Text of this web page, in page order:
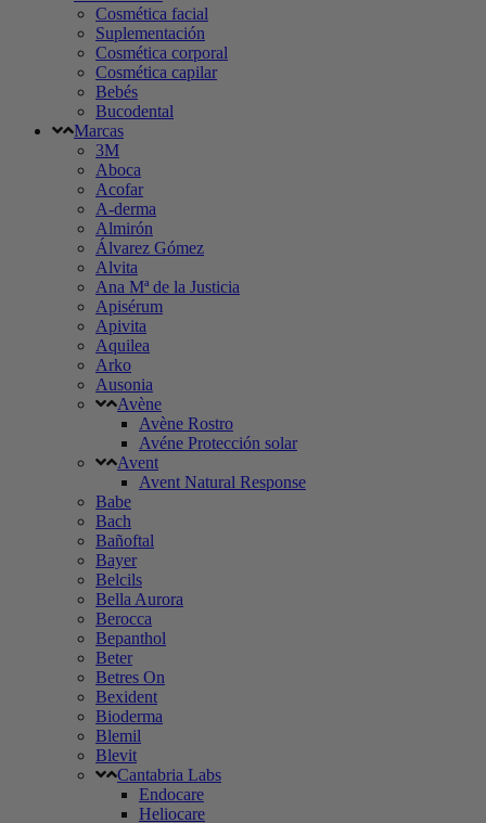
Cosmética facial
Suplementación
Cosmética corporal
Cosmética capilar
Bebés
Bucodental
Marcas
3M
Aboca
Acofar
A-derma
Almirón
Álvarez Gómez
Alvita
Ana Mª de la Justicia
Apisérum
Apivita
Aquilea
Arko
Ausonia
Avène
Avène Rostro
Avéne Protección solar
Avent
Avent Natural Response
Babe
Bach
Bañoftal
Bayer
Belcils
Bella Aurora
Berocca
Bepanthol
Beter
Betres On
Bexident
Bioderma
Blemil
Blevit
Cantabria Labs
Endocare
Heliocare